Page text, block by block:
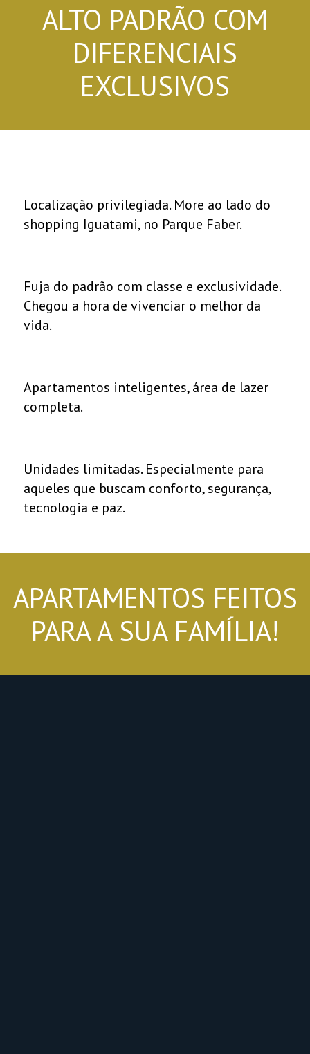
ALTO PADRÃO COM
DIFERENCIAIS
EXCLUSIVOS
Localização privilegiada. More ao lado do
shopping Iguatami, no Parque Faber.
Fuja do padrão com classe e exclusividade.
Chegou a hora de vivenciar o melhor da
vida.
Apartamentos inteligentes, área de lazer
completa.
Unidades limitadas. Especialmente para
aqueles que buscam conforto, segurança,
tecnologia e paz.
APARTAMENTOS FEITOS
PARA A SUA FAMÍLIA!